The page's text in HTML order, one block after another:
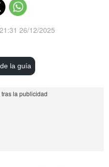
21:31 26/12/2025
la guía